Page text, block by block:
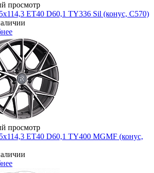
просмотр
ET40 D60,1 TY336 Sil (конус, C570)
просмотр
ET40 D60,1 TY400 MGMF (конус,